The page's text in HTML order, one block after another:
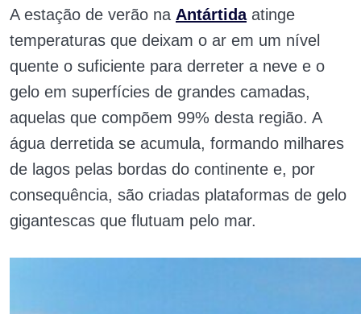
A estação de verão na Antártidaatinge
temperaturas que deixam o ar em um nível
quente o suficiente para derreter a neve e o
gelo em superfícies de grandes camadas,
aquelas que compõem 99% desta região. A
água derretida se acumula, formando milhares
de lagos pelas bordas do continente e, por
consequência, são criadas plataformas de gelo
gigantescas que flutuam pelo mar.